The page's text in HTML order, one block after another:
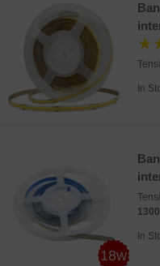
In
18w
In